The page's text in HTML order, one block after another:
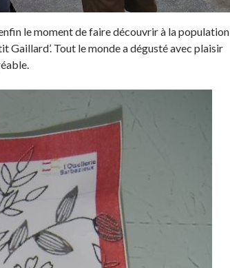
le moment de faire découvrir à la population
Gaillard’. Tout le monde a dégusté avec plaisir